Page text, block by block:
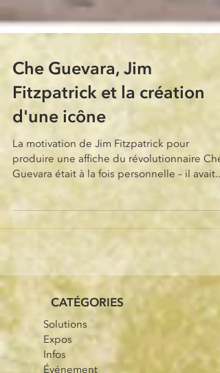
Che Guevara, Jim
Fitzpatrick et la création
d'une icône
produire une affiche du révolutionnaire Che
Guevara était à la fois personnelle – il avait...
CATÉGORIES
Solutions